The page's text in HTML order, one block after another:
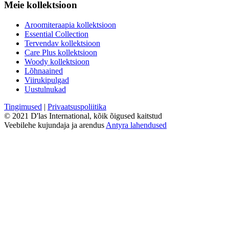
Meie kollektsioon
Aroomiteraapia kollektsioon
Essential Collection
Tervendav kollektsioon
Care Plus kollektsioon
Woody kollektsioon
Lõhnaained
Viirukipulgad
Uustulnukad
Tingimused | Privaatsuspoliitika
© 2021 D'las International, kõik õigused kaitstud
Veebilehe kujundaja ja arendus Antyra lahendused